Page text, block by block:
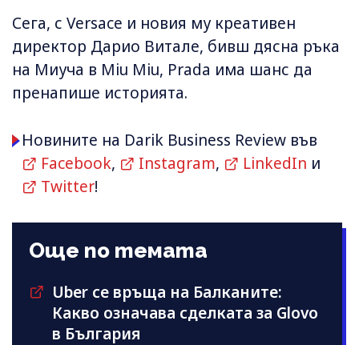
Сега, с Versace и новия му креативен
директор Дарио Витале, бивш дясна ръка
на Миуча в Miu Miu, Prada има шанс да
пренапише историята.
Новините на Darik Business Review във
Facebook, Instagram, LinkedIn и
Twitter!
Още по темата
Uber се връща на Балканите:
Какво означава сделката за Glovo
в България